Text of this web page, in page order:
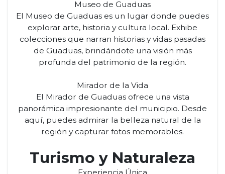
Museo de Guaduas
El Museo de Guaduas es un lugar donde puedes
explorar arte, historia y cultura local. Exhibe
colecciones que narran historias y vidas pasadas
de Guaduas, brindándote una visión más
profunda del patrimonio de la región.
Mirador de la Vida
El Mirador de Guaduas ofrece una vista
panorámica impresionante del municipio. Desde
aquí, puedes admirar la belleza natural de la
región y capturar fotos memorables.
Turismo y Naturaleza